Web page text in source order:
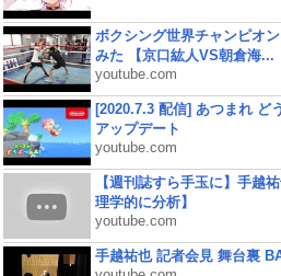
ボクシング世界チャンピオ
みた 【京口紘人VS朝倉海...
youtube.com
[2020.7.3 配信] あつまれ ど
アップデート
youtube.com
【週刊誌すら手玉に】手越
理学的に分析】
youtube.com
手越祐也 記者会見 舞台裏